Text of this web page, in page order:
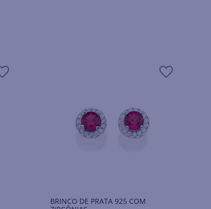
BRINCO DE PRATA 925 COM